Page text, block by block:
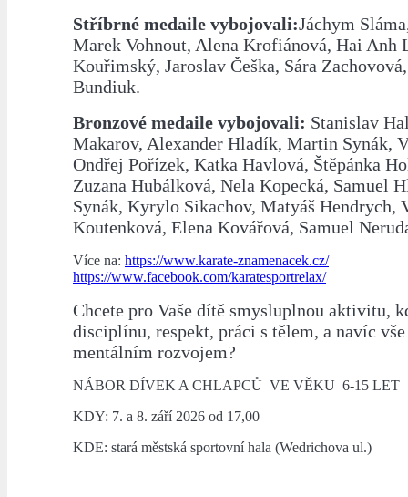
Stříbrné medaile vybojovali:Jáchym
Marek Vohnout, Alena Krofiánová, Hai Anh
Kouřimský, Jaroslav Češka, Sára
Bundiuk.
Bronzové medaile vybojovali: Stanislav
Makarov, Alexander Hladík, Martin Synák,
Ondřej Pořízek, Katka Havlová, Štěpánka
Zuzana Hubálková, Nela Kopecká, Samuel
Synák, Kyrylo Sikachov, Matyáš Hendrych,
Koutenková, Elena Kovářová, Samuel
Více na: https://www.karate-znamenacek.cz/
https://www.facebook.com/karatesportrelax/
Chcete pro Vaše dítě smysluplnou aktivitu,
disciplínu, respekt, práci s tělem, a navíc
mentálním rozvojem?
NÁBOR DÍVEK A CHLAPCŮ VE VĚKU 6-15 LET
KDY: 7. a 8. září 2026 od 17,00
KDE: stará městská sportovní hala (Wedrichova ul.)